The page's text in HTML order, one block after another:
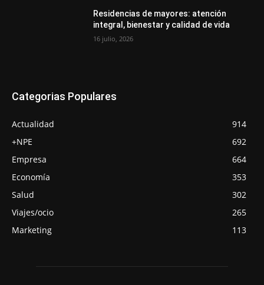
Residencias de mayores: atención
integral, bienestar y calidad de vida
16 julio, 2026
Categorias Populares
Actualidad
914
+NPE
692
Empresa
664
Economía
353
Salud
302
Viajes/ocio
265
Marketing
113